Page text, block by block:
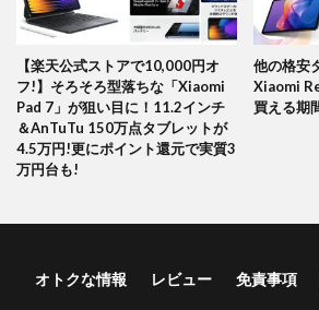
【楽天公式ストアで10,000円オ
フ!】そろそろ型落ちな「Xiaomi
Pad 7」が狙い目に！11.2インチ
＆AnTuTu 150万点タブレットが
4.5万円!更にポイント還元で実質3
万円台も!
他の格安
Xiaomi
買える期
オトクな情報 レビュー 免責事項